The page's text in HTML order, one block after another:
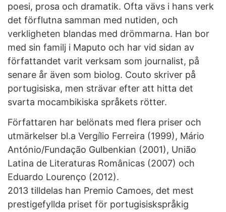
poesi, prosa och dramatik. Ofta vävs i hans verk
det förflutna samman med nutiden, och
verkligheten blandas med drömmarna. Han bor
med sin familj i Maputo och har vid sidan av
författandet varit verksam som journalist, på
senare år även som biolog. Couto skriver på
portugisiska, men strävar efter att hitta det
svarta mocambikiska språkets rötter.
Författaren har belönats med flera priser och
utmärkelser bl.a Vergílio Ferreira (1999), Mário
António/Fundação Gulbenkian (2001), União
Latina de Literaturas Românicas (2007) och
Eduardo Lourenço (2012).
2013 tilldelas han Premio Camoes, det mest
prestigefyllda priset för portugisiskspråkig